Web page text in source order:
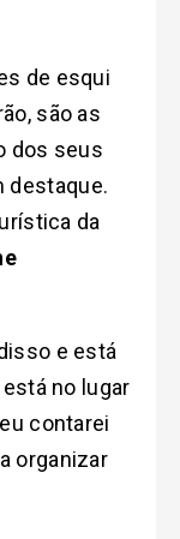
de esqui
são as
dos seus
destaque.
da
e está
no lugar
contarei
organizar